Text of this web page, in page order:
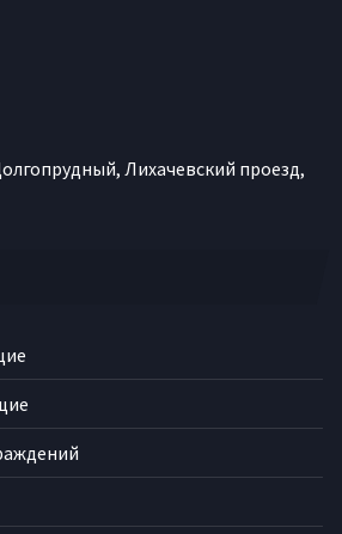
Лихачевский проезд,